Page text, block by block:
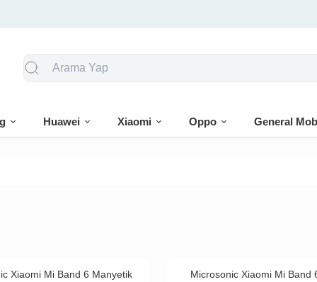
Huawei Xiaomi Oppo General
Xiaomi Mi Band 6 Manyetik
Microsonic Xiaomi Mi Band